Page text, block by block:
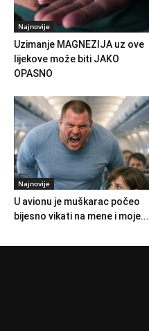
Najnovije
Uzimanje MAGNEZIJA uz ove
lijekove može biti JAKO
OPASNO
Najnovije
U avionu je muškarac počeo
bijesno vikati na mene i moje...